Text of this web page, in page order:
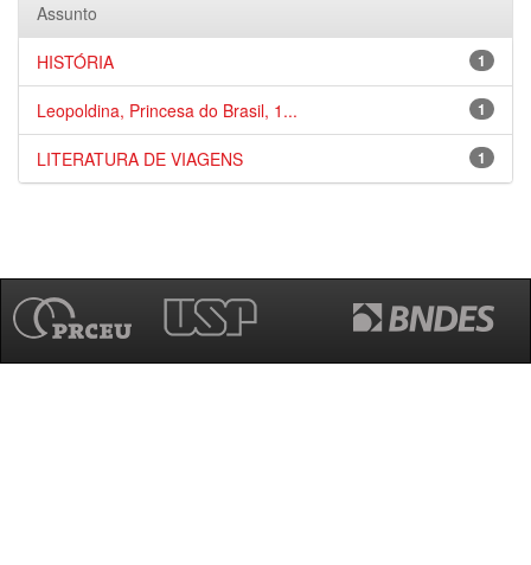
Assunto
1
HISTÓRIA
1
Leopoldina, Princesa do Brasil, 1...
1
LITERATURA DE VIAGENS